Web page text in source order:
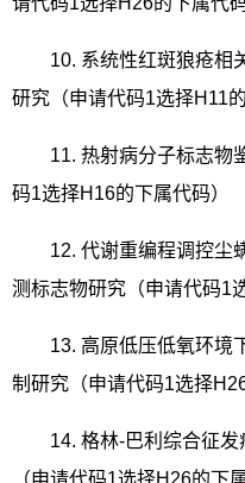
10. 系统性红斑狼疮相
研究（申请代码1选择H11
11. 热射病分子标志物
码1选择H16的下属代码）
12. 代谢重编程调控尘
测标志物研究（申请代码1
13. 高原低压低氧环境
制研究（申请代码1选择
14. 格林-巴利综合征
（申请代码1 选择H26的下